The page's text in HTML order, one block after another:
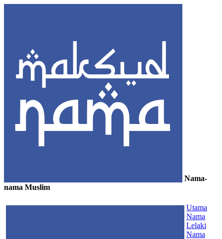
Nama-
nama Muslim
Utama
Nama
Lelaki
Nama